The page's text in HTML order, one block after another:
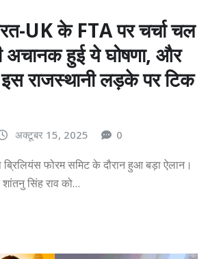
UK के FTA पर चर्चा चल
अचानक हुई ये घोषणा, और
राजस्थानी लड़के पर टिक
अक्टूबर 15, 2025 0
फोरम समिट के दौरान हुआ बड़ा ऐलान।
सिंह राव को…